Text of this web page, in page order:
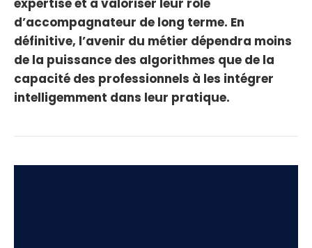
expertise et à valoriser leur rôle
d’accompagnateur de long terme. En
définitive, l’avenir du métier dépendra moins
de la puissance des algorithmes que de la
capacité des professionnels à les intégrer
intelligemment dans leur pratique.